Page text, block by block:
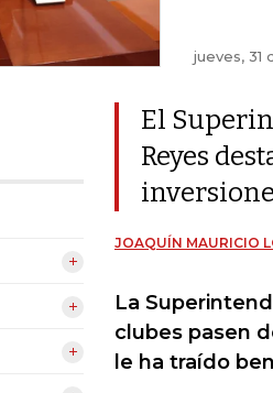
jueves, 31
El
Reyes
JOAQUÍN MAURICIO
La
clubes pasen
le ha traído